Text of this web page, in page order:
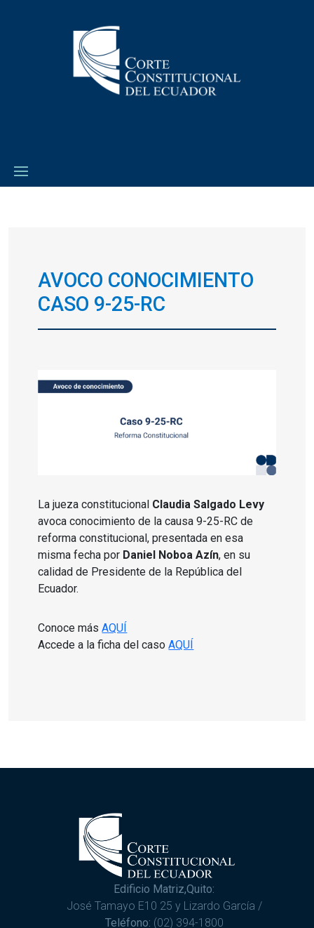
AVOCO CONOCIMIENTO
CASO 9-25-RC
La jueza constitucional Claudia Salgado Levy
avoca conocimiento de la causa 9-25-RC de
reforma constitucional, presentada en esa
misma fecha por Daniel Noboa Azín, en su
calidad de Presidente de la República del
Ecuador.
Conoce másAQUÍ
Accede a la ficha del casoAQUÍ
Edificio Matriz,Quito:
José Tamayo E10 25 y Lizardo García /
Teléfono: (02) 394-1800